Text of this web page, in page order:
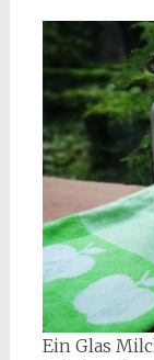
Ein Glas